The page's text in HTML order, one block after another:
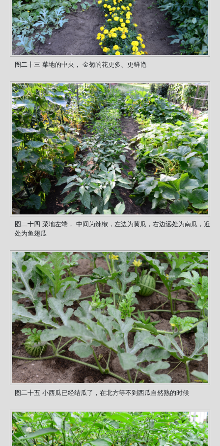
图二十三 菜地的中央， 金菊的花更多、更鲜艳
图二十四 菜地左端， 中间为辣椒，左边为黄瓜，右边远处为南瓜，近
处为鱼翅瓜
图二十五 小西瓜已经结瓜了，在北方等不到西瓜自然熟的时候